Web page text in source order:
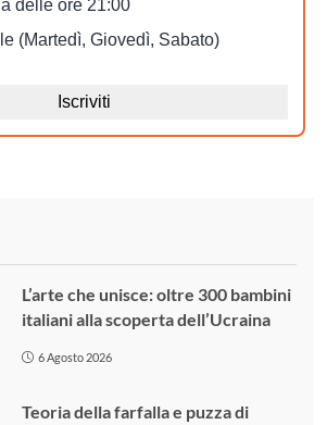
L’arte che unisce: oltre 300 bambini
italiani alla scoperta dell’Ucraina
6 Agosto 2026
Teoria della farfalla e puzza di